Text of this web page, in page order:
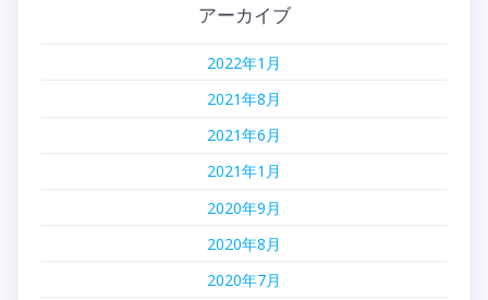
アーカイブ
2022年1月
2021年8月
2021年6月
2021年1月
2020年9月
2020年8月
2020年7月